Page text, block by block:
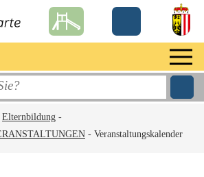
Elternbildung -
- Veranstaltungskalender